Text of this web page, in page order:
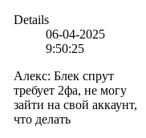
Details
06-04-2025
9:50:25
Алекс: Блек спрут
требует 2фа, не могу
зайти на свой аккаунт,
что делать